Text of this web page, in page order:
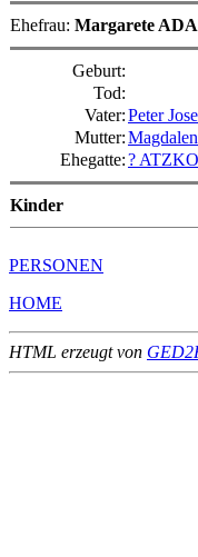
Ehefrau: Margarete
Geburt:
Tod:
Vater:Peter
Mutter:
Ehegatte:?
Kinder
PERSONEN
HOME
HTML erzeugt von